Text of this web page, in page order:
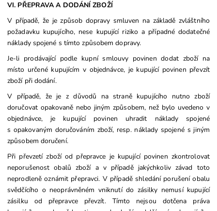
VI. PŘEPRAVA A DODÁNÍ ZBOŽÍ
V případě, že je způsob dopravy smluven na základě zvláštního
požadavku kupujícího, nese kupující riziko a případné dodatečné
náklady spojené s tímto způsobem dopravy.
Je-li prodávající podle kupní smlouvy povinen dodat zboží na
místo určené kupujícím v objednávce, je kupující povinen převzít
zboží při dodání.
V případě, že je z důvodů na straně kupujícího nutno zboží
doručovat opakovaně nebo jiným způsobem, než bylo uvedeno v
objednávce, je kupující povinen uhradit náklady spojené
s opakovaným doručováním zboží, resp. náklady spojené s jiným
způsobem doručení.
Při převzetí zboží od přepravce je kupující povinen zkontrolovat
neporušenost obalů zboží a v případě jakýchkoliv závad toto
neprodleně oznámit přepravci. V případě shledání porušení obalu
svědčícího o neoprávněném vniknutí do zásilky nemusí kupující
zásilku od přepravce převzít. Tímto nejsou dotčena práva